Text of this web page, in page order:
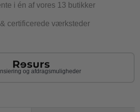
i én af vores 13 butikker
certificerede værksteder
og afdragsmuligheder